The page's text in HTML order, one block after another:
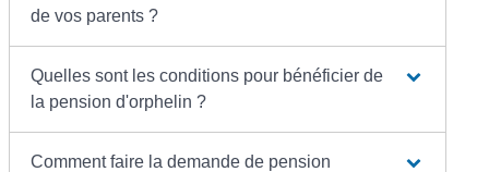
de vos parents ?
Quelles sont les conditions pour bénéficier de
la pension d'orphelin ?
Comment faire la demande de pension